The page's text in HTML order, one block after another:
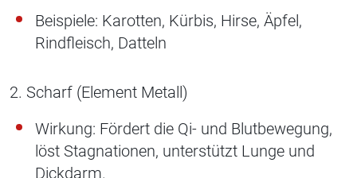
Beispiele: Karotten, Kürbis, Hirse, Äpfel,
Rindfleisch, Datteln
2. Scharf (Element Metall)
Wirkung: Fördert die Qi- und Blutbewegung,
löst Stagnationen, unterstützt Lunge und
Dickdarm.